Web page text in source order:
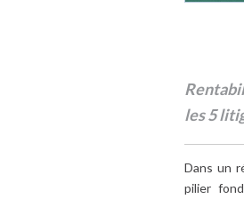
les 5
Dans un
pilier